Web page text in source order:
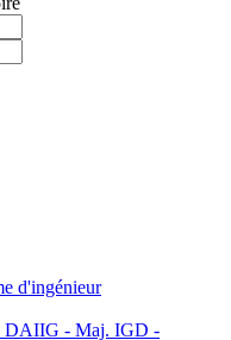
d'ingénieur
- Maj. IGD -